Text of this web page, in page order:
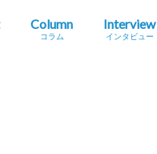
Column
コラム
Interview
インタビュー